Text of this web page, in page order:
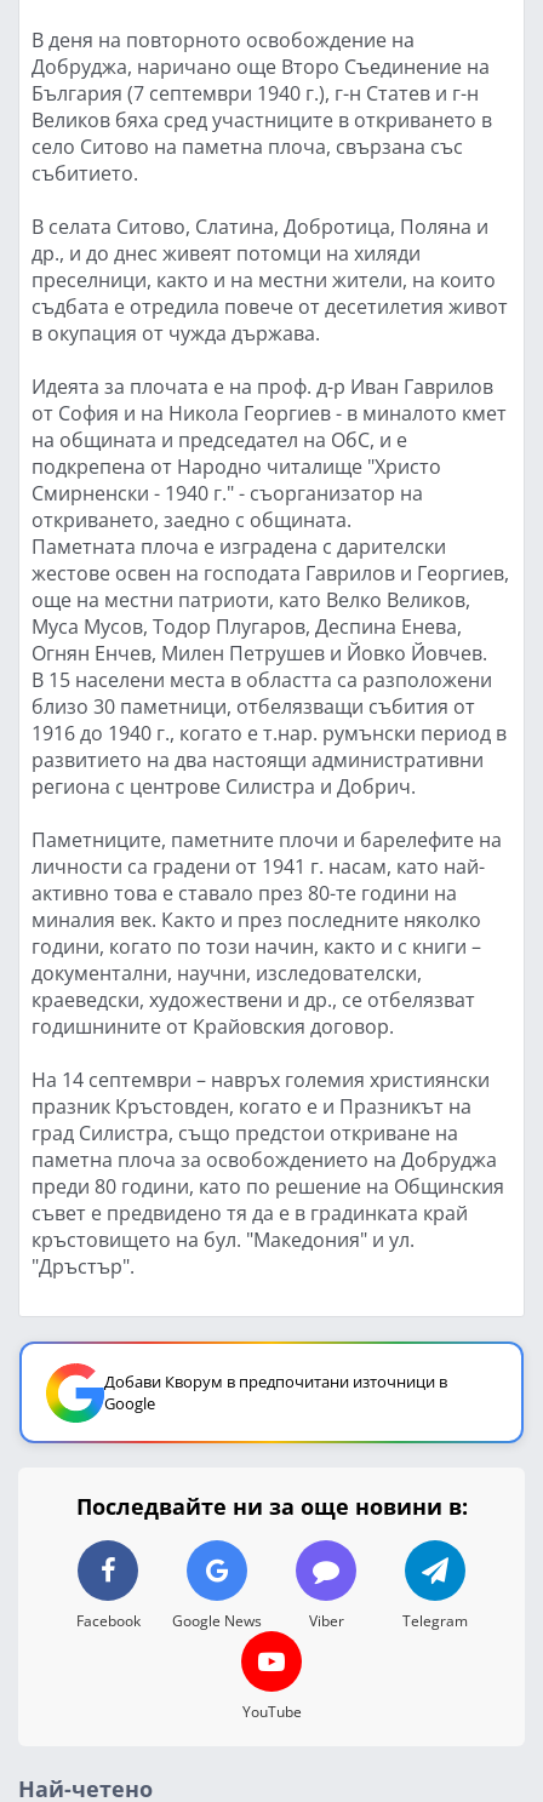
В деня на повторното освобождение на
Добруджа, наричано още Второ Съединение на
България (7 септември 1940 г.), г-н Статев и г-н
Великов бяха сред участниците в откриването в
село Ситово на паметна плоча, свързана със
събитието.
В селата Ситово, Слатина, Добротица, Поляна и
др., и до днес живеят потомци на хиляди
преселници, както и на местни жители, на които
съдбата е отредила повече от десетилетия живот
в окупация от чужда държава.
Идеята за плочата е на проф. д-р Иван Гаврилов
от София и на Никола Георгиев - в миналото кмет
на общината и председател на ОбС, и е
подкрепена от Народно читалище "Христо
Смирненски - 1940 г." - съорганизатор на
откриването, заедно с общината.
Паметната плоча е изградена с дарителски
жестове освен на господата Гаврилов и Георгиев,
още на местни патриоти, като Велко Великов,
Муса Мусов, Тодор Плугаров, Деспина Енева,
Огнян Енчев, Милен Петрушев и Йовко Йовчев.
В 15 населени места в областта са разположени
близо 30 паметници, отбелязващи събития от
1916 до 1940 г., когато е т.нар. румънски период в
развитието на два настоящи административни
региона с центрове Силистра и Добрич.
Паметниците, паметните плочи и барелефите на
личности са градени от 1941 г. насам, като най-
активно това е ставало през 80-те години на
миналия век. Както и през последните няколко
години, когато по този начин, както и с книги –
документални, научни, изследователски,
краеведски, художествени и др., се отбелязват
годишнините от Крайовския договор.
На 14 септември – навръх големия християнски
празник Кръстовден, когато е и Празникът на
град Силистра, също предстои откриване на
паметна плоча за освобождението на Добруджа
преди 80 години, като по решение на Общинския
съвет е предвидено тя да е в градинката край
кръстовището на бул. "Македония" и ул.
"Дръстър".
Добави Кворум в предпочитани източници в
Google
Последвайте ни за още новини в:
Facebook Google News Viber Telegram
YouTube
Най-четено